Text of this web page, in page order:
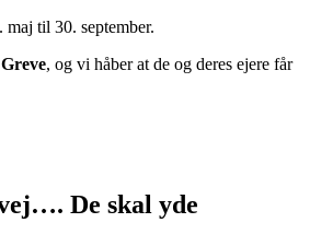
til 30. september.
, og vi håber at de og deres ejere får
De skal yde